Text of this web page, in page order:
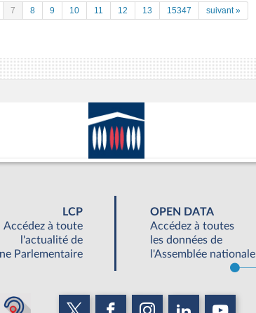
7 8 9 10 11 12 13 15347 suivant »
LCP
Accédez à toute
l'actualité de
Parlementaire
OPEN DATA
Accédez à toutes
les données de
l'Assemblée nationale